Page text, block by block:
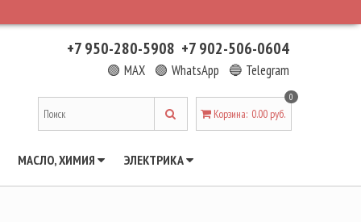
+7 950-280-5908 +7 902-506-0604
🟢 MAX 🟢 WhatsApp 🔵 Telegram
Корзина:
0
0.00 руб.
МАСЛО, ХИМИЯ ЭЛЕКТРИКА